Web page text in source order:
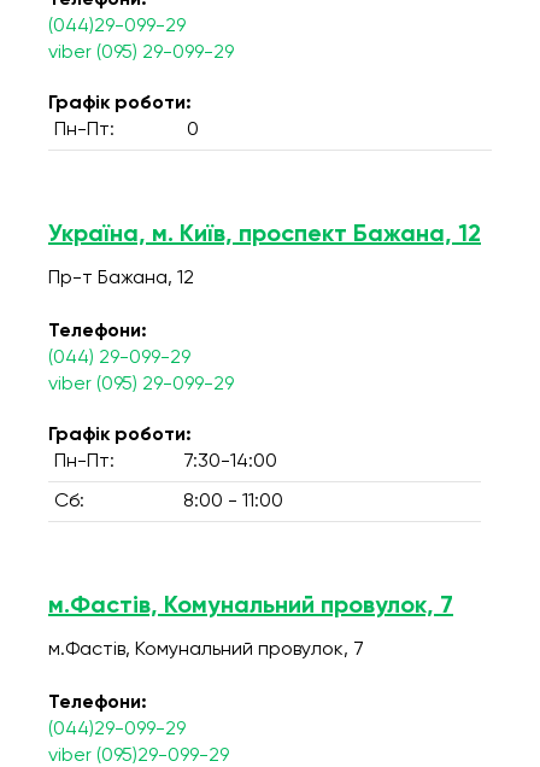
(044)29-099-29
viber (095) 29-099-29
Графік роботи:
Пн-Пт:
0
Україна, м. Київ, проспект Бажана, 12
Пр-т Бажана, 12
Телефони:
(044) 29-099-29
viber (095) 29-099-29
Графік роботи:
Пн-Пт:
7:30-14:00
Сб: 8:00 - 11:00
м.Фастів, Комунальний провулок, 7
м.Фастів, Комунальний провулок, 7
Телефони:
(044)29-099-29
viber (095)29-099-29